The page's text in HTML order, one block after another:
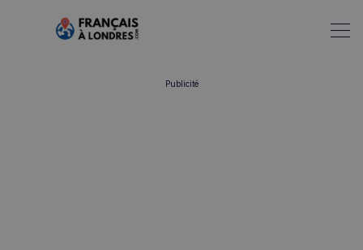
Publicité